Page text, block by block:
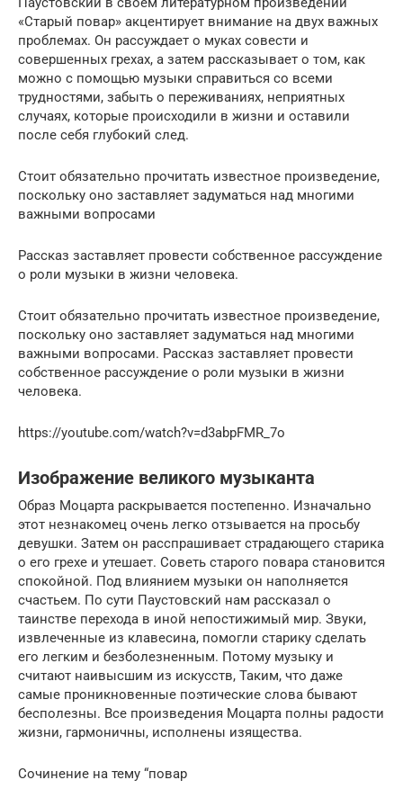
«Старый повар» акцентирует внимание на двух важных
проблемах. Он рассуждает о муках совести и
совершенных грехах, а затем рассказывает о том, как
можно с помощью музыки справиться со всеми
трудностями, забыть о переживаниях, неприятных
случаях, которые происходили в жизни и оставили
после себя глубокий след.
Стоит обязательно прочитать известное произведение,
поскольку оно заставляет задуматься над многими
важными вопросами
Рассказ заставляет провести собственное рассуждение
о роли музыки в жизни человека.
Стоит обязательно прочитать известное произведение,
поскольку оно заставляет задуматься над многими
важными вопросами. Рассказ заставляет провести
собственное рассуждение о роли музыки в жизни
человека.
https://youtube.com/watch?v=d3abpFMR_7o
Изображение великого музыканта
Образ Моцарта раскрывается постепенно. Изначально
этот незнакомец очень легко отзывается на просьбу
девушки. Затем он расспрашивает страдающего старика
о его грехе и утешает. Советь старого повара становится
спокойной. Под влиянием музыки он наполняется
счастьем. По сути Паустовский нам рассказал о
таинстве перехода в иной непостижимый мир. Звуки,
извлеченные из клавесина, помогли старику сделать
его легким и безболезненным. Потому музыку и
считают наивысшим из искусств, Таким, что даже
самые проникновенные поэтические слова бывают
бесполезны. Все произведения Моцарта полны радости
жизни, гармоничны, исполнены изящества.
Сочинение на тему “повар